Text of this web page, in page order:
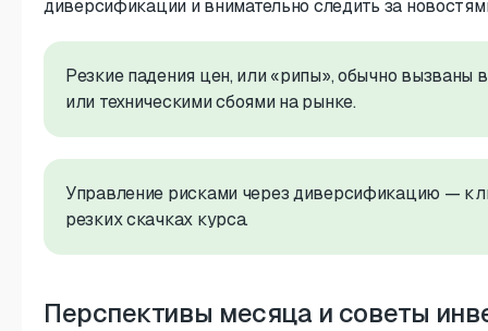
диверсификации и внимательно следить за
Резкие падения цен, или «рипы», обычно
или техническими сбоями на рынке.
Управление рисками через диверсификацию —
резких скачках курса.
Перспективы месяца и советы